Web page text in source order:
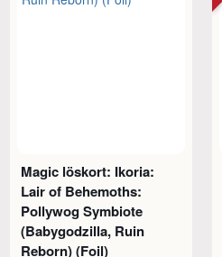
Magic löskort: Ikoria:
Lair of Behemoths:
Pollywog Symbiote
(Babygodzilla, Ruin
Reborn) (Foil)